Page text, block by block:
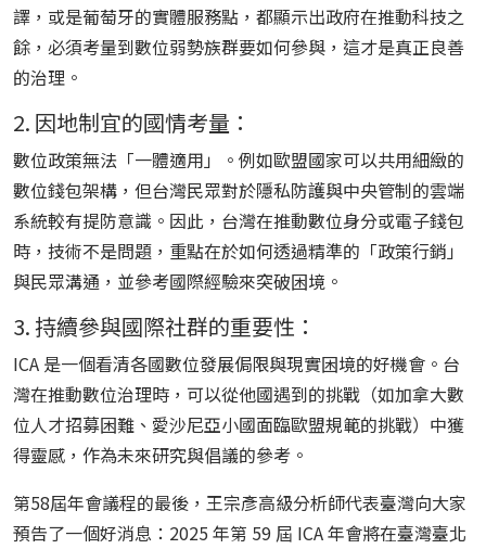
譯，或是葡萄牙的實體服務點，都顯示出政府在推動科技之
餘，必須考量到數位弱勢族群要如何參與，這才是真正良善
的治理。
2. 因地制宜的國情考量：
數位政策無法「一體適用」。例如歐盟國家可以共用細緻的
數位錢包架構，但台灣民眾對於隱私防護與中央管制的雲端
系統較有提防意識。因此，台灣在推動數位身分或電子錢包
時，技術不是問題，重點在於如何透過精準的「政策行銷」
與民眾溝通，並參考國際經驗來突破困境。
3. 持續參與國際社群的重要性：
ICA 是一個看清各國數位發展侷限與現實困境的好機會。台
灣在推動數位治理時，可以從他國遇到的挑戰（如加拿大數
位人才招募困難、愛沙尼亞小國面臨歐盟規範的挑戰）中獲
得靈感，作為未來研究與倡議的參考。
第58屆年會議程的最後，王宗彥高級分析師代表臺灣向大家
預告了一個好消息：2025 年第 59 屆 ICA 年會將在臺灣臺北